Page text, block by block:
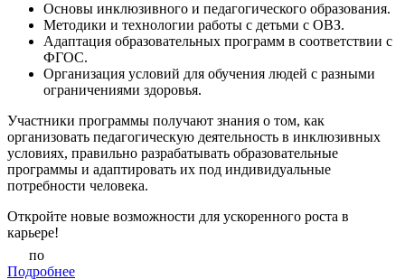
Основы инклюзивного и педагогического образования.
Методики и технологии работы с детьми с ОВЗ.
Адаптация образовательных программ в соответствии с
ФГОС.
Организация условий для обучения людей с разными
ограничениями здоровья.
Участники программы получают знания о том, как
организовать педагогическую деятельность в инклюзивных
условиях, правильно разрабатывать образовательные
программы и адаптировать их под индивидуальные
потребности человека.
Откройте новые возможности для ускоренного роста в
карьере!
по
Подробнее